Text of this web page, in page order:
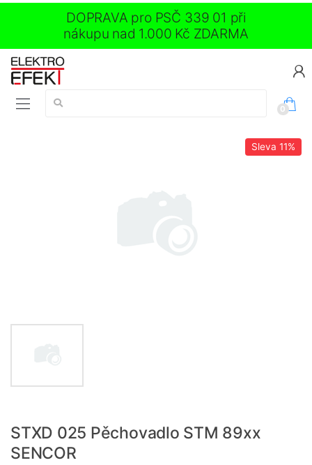
DOPRAVA pro PSČ 339 01 při
nákupu nad 1.000 Kč ZDARMA
Vyhledávání:
0
Sleva 11%
STXD 025 Pěchovadlo STM 89xx
SENCOR